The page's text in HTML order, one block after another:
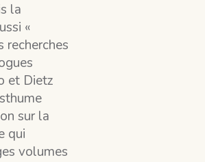
la
«
recherches
et Dietz
sur la
qui
volumes